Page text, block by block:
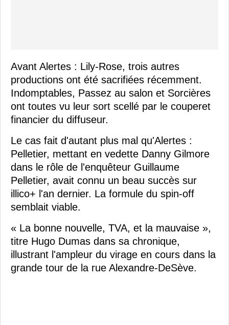
Avant Alertes : Lily-Rose, trois autres
productions ont été sacrifiées récemment.
Indomptables, Passez au salon et Sorcières
ont toutes vu leur sort scellé par le couperet
financier du diffuseur.
Le cas fait d'autant plus mal qu'Alertes :
Pelletier, mettant en vedette Danny Gilmore
dans le rôle de l'enquêteur Guillaume
Pelletier, avait connu un beau succès sur
illico+ l'an dernier. La formule du spin-off
semblait viable.
« La bonne nouvelle, TVA, et la mauvaise »,
titre Hugo Dumas dans sa chronique,
illustrant l'ampleur du virage en cours dans la
grande tour de la rue Alexandre-DeSève.